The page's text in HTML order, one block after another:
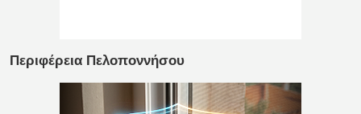
Περιφέρεια Πελοποννήσου